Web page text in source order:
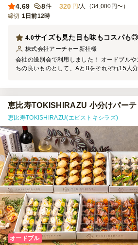
4.69
8件 320 円/人（34,000円〜）
締切 1日前12時
サイズも見た目も味もコスパも◎
4.0
株式会社アーチャー新社様
会社の送別会で利用しました！ オードブル
ちの良いものとして、AとBをそれぞれ15人
した。サイズも大き過ぎずちょうど良かった
ましたらよろしくお願いします！
恵比寿TOKISHIRAZU 小分けパーテ
恵比寿TOKISHIRAZU(エビストキシラズ)
オードブル